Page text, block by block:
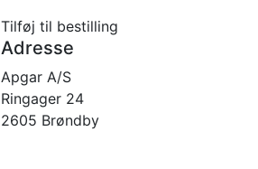
Tilføj til bestilling
Adresse
Apgar A/S
Ringager 24
2605 Brøndby